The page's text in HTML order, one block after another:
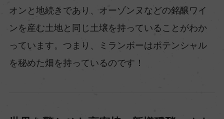
オンと地続きであり、オーゾンヌなどの銘醸ワイ
ンを産む土地と同じ土壌を持っていることがわか
っています。つまり、ミランボーはポテンシャル
を秘めた畑を持っているのです！